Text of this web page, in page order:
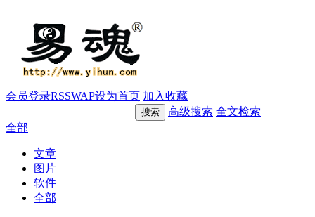
会员登录RSSWAP设为首页 加入收藏
高级搜索 全文检索
全部
文章
图片
软件
全部